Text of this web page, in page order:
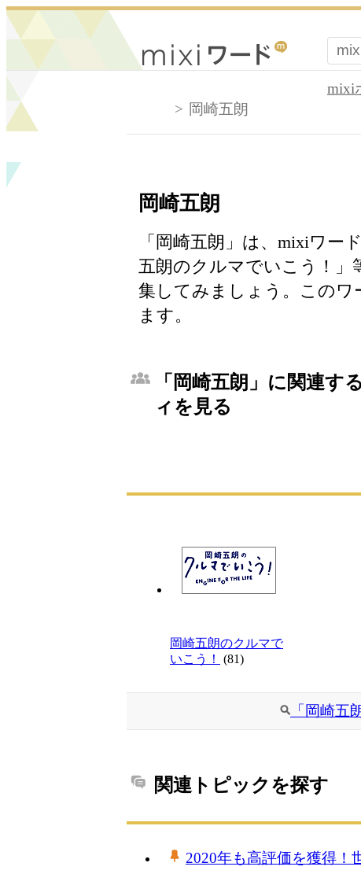
mixi
岡崎五朗
岡崎五朗
「岡崎五朗」は、mixiワー
五朗のクルマでいこう！」
集してみましょう。このワ
ます。
「岡崎五朗」に関連す
ィを見る
岡崎五朗のクルマで
いこう！
(81)
「岡崎五
関連トピックを探す
2020年も高評価を獲得